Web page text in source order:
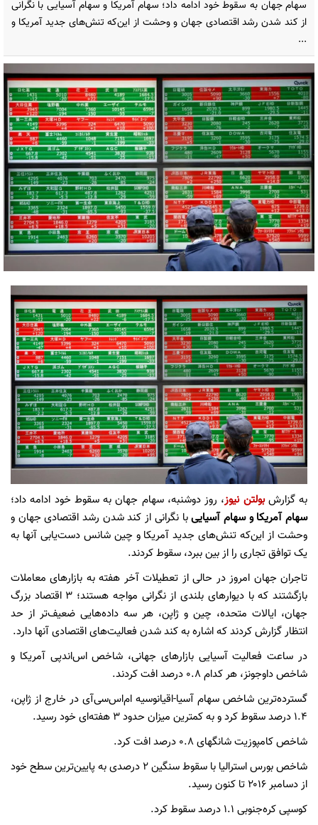
سهام جهان به سقوط خود ادامه داد؛ سهام آمریکا و سهام آسیایی با نگرانی
از کند شدن رشد اقتصادی جهان و وحشت از این‌که تنش‌های جدید آمریکا و
...
به گزارشبولتن نیوز، روز دوشنبه، سهام جهان به سقوط خود ادامه داد؛
سهام آمریکا و سهام آسیاییبا نگرانی از کند شدن رشد اقتصادی جهان و
وحشت از این‌که تنش‌های جدید آمریکا و چین شانس دست‌یابی آنها به
یک توافق تجاری را از بین ببرد، سقوط کردند.
تاجران جهان امروز در حالی از تعطیلات آخر هفته به بازارهای معاملات
بازگشتند که با دیوارهای بلندی از نگرانی مواجه هستند؛ ۳ اقتصاد بزرگ
جهان، ایالات متحده، چین و ژاپن، هر سه داده‌هایی ضعیف‌تر از حد
انتظار گزارش کردند که اشاره به کند شدن فعالیت‌های اقتصادی آنها دارد.
در ساعت فعالیت آسیایی بازارهای جهانی، شاخص اس‌اندپی آمریکا و
شاخص داوجونز، هر کدام ۰.۸ درصد افت کردند.
گسترده‌ترین شاخص سهام آسیا-اقیانوسیه ام‌اس‌سی‌آی در خارج از ژاپن،
۱.۴ درصد سقوط کرد و به کمترین میزان حدود ۳ هفته‌ای خود رسید.
شاخص کامپوزیت شانگهای ۰.۸ درصد افت کرد.
شاخص بورس استرالیا با سقوط سنگین ۲ درصدی به پایین‌ترین سطح خود
از دسامبر ۲۰۱۶ تا کنون رسید.
کوسپی کره‌جنوبی ۱.۱ درصد سقوط کرد.